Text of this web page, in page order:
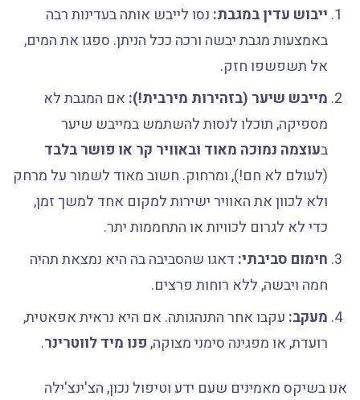
ייבוש עדין במגבת:נסו לייבש אותה בעדינות רבה
באמצעות מגבת יבשה ורכה ככל הניתן. ספגו את המים,
אל תשפשפו חזק.
מייבש שיער (בזהירות מירבית!):אם המגבת לא
מספיקה, תוכלו לנסות להשתמש במייבש שיער
בעוצמה נמוכה מאוד ובאוויר קר או פושר בלבד
(לעולם לא חם!), ומרחוק. חשוב מאוד לשמור על מרחק
ולא לכוון את האוויר ישירות למקום אחד למשך זמן,
כדי לא לגרום לכוויות או התחממות יתר.
חימום סביבתי:דאגו שהסביבה בה היא נמצאת תהיה
חמה ויבשה, ללא רוחות פרצים.
מעקב:עקבו אחר התנהגותה. אם היא נראית אפאטית,
רועדת, או מפגינה סימני מצוקה,פנו מיד לווטרינר.
אנו בשיקס מאמינים שעם ידע וטיפול נכון, הצ'ינצ'ילה